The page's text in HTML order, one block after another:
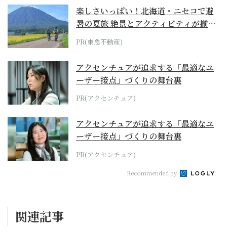
楽しさいっぱい！北海道・ニセコで避
暑の夏旅 絶景とアクティビティが揃う
「ニセコ東...
PR(東急不動産)
アクセンチュアが追求する「最適なユ
ーザー接点」づくりの舞台裏
PR(アクセンチュア)
アクセンチュアが追求する「最適なユ
ーザー接点」づくりの舞台裏
PR(アクセンチュア)
Recommended by
関連記事